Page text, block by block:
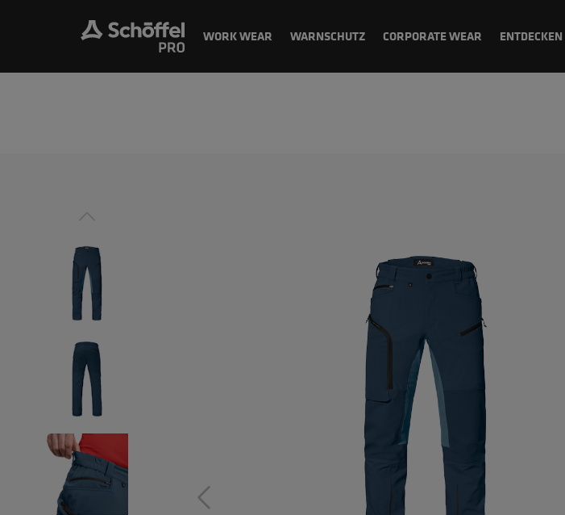
WORK WEAR WARNSCHUTZ CORPORATE WEAR ENTDECKEN